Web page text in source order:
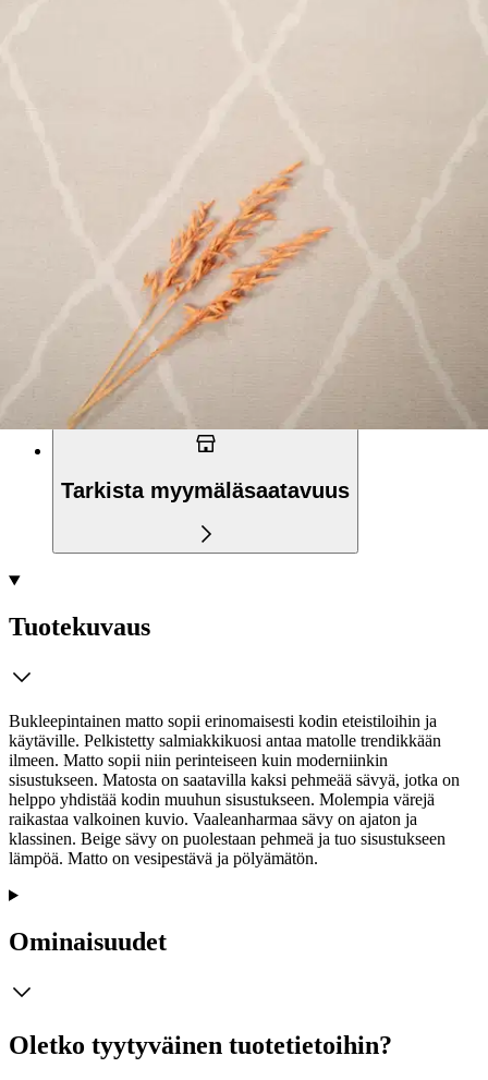
Toimitus
Ei saatavilla
Ilmainen toimitus yli 100 €:n tilauksille
Postin pakettiautomaattiin tai
palvelupisteeseen!
Etu ei koske Suuri‑lisäpalvelulla toimitettavia tuotteita.
Tarkista myymäläsaatavuus
Tuotekuvaus
Bukleepintainen matto sopii erinomaisesti kodin eteistiloihin ja
käytäville. Pelkistetty salmiakkikuosi antaa matolle trendikkään
ilmeen. Matto sopii niin perinteiseen kuin moderniinkin
sisustukseen. Matosta on saatavilla kaksi pehmeää sävyä, jotka on
helppo yhdistää kodin muuhun sisustukseen. Molempia värejä
raikastaa valkoinen kuvio. Vaaleanharmaa sävy on ajaton ja
klassinen. Beige sävy on puolestaan pehmeä ja tuo sisustukseen
lämpöä. Matto on vesipestävä ja pölyämätön.
Ominaisuudet
Oletko tyytyväinen tuotetietoihin?